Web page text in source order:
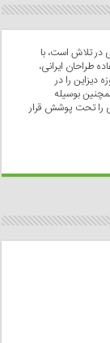
تلاش است، با
طراحان ایرانی،
دیزاین را در
بوسیله
را تحت پوشش قرار